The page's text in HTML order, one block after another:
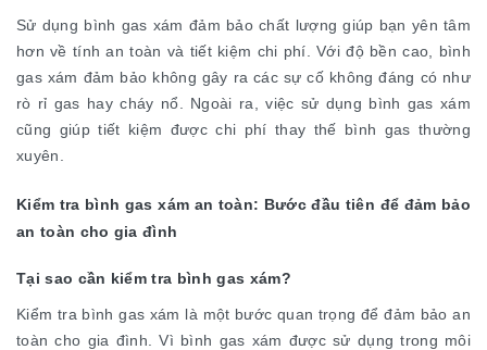
Sử dụng bình gas xám đảm bảo chất lượng giúp bạn yên tâm
hơn về tính an toàn và tiết kiệm chi phí. Với độ bền cao, bình
gas xám đảm bảo không gây ra các sự cố không đáng có như
rò rỉ gas hay cháy nổ. Ngoài ra, việc sử dụng bình gas xám
cũng giúp tiết kiệm được chi phí thay thế bình gas thường
xuyên.
Kiểm tra bình gas xám an toàn: Bước đầu tiên để đảm bảo
an toàn cho gia đình
Tại sao cần kiểm tra bình gas xám?
Kiểm tra bình gas xám là một bước quan trọng để đảm bảo an
toàn cho gia đình. Vì bình gas xám được sử dụng trong môi